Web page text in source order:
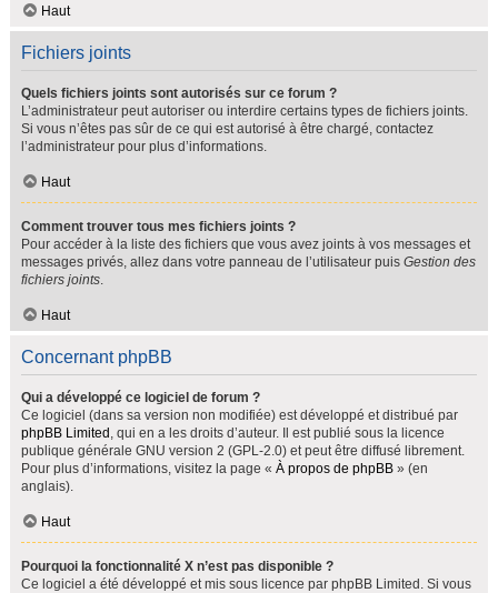
Haut
Fichiers joints
Quels fichiers joints sont autorisés sur ce forum ?
L’administrateur peut autoriser ou interdire certains types de fichiers joints.
Si vous n’êtes pas sûr de ce qui est autorisé à être chargé, contactez
l’administrateur pour plus d’informations.
Haut
Comment trouver tous mes fichiers joints ?
Pour accéder à la liste des fichiers que vous avez joints à vos messages et
messages privés, allez dans votre panneau de l’utilisateur puis Gestion des
fichiers joints.
Haut
Concernant phpBB
Qui a développé ce logiciel de forum ?
Ce logiciel (dans sa version non modifiée) est développé et distribué par
phpBB Limited , qui en a les droits d’auteur. Il est publié sous la licence
publique générale GNU version 2 (GPL-2.0) et peut être diffusé librement.
Pour plus d’informations, visitez la page « À propos de phpBB » (en
anglais).
Haut
Pourquoi la fonctionnalité X n’est pas disponible ?
Ce logiciel a été développé et mis sous licence par phpBB Limited. Si vous